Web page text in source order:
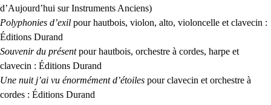
d’Aujourd’hui sur Instruments Anciens)
Polyphonies d’exil pour hautbois, violon, alto, violoncelle et clavecin :
Éditions Durand
Souvenir du présentpour hautbois, orchestre à cordes, harpe et
clavecin : Éditions Durand
Une nuit j’ai vu énormément d’étoiles pour clavecin et orchestre à
cordes : Éditions Durand